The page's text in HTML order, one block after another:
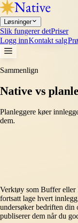
Løsninger
Slik fungerer detPriser
Logg innKontakt salg
Sammenlign
Native vs
Planleggere køer
dem.
Verktøy som Buffer eller
fortsatt lage hvert
undersøker bedriften din
publiserer dem når du